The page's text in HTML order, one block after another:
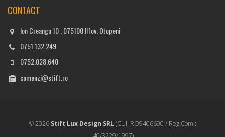
CONTACT
Ion Creanga 10 , 075100 Ilfov, Otopeni
0751.132.249
0752.028.640
comenzi@stift.ro
© 2026 Stift Lux Design SRL(CUI: RO9406690 / Reg.Com.: